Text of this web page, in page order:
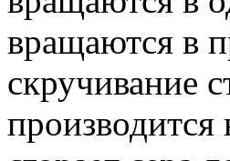
вращаются в
скручивание
производится